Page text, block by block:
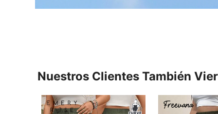
Nuestros Clientes También